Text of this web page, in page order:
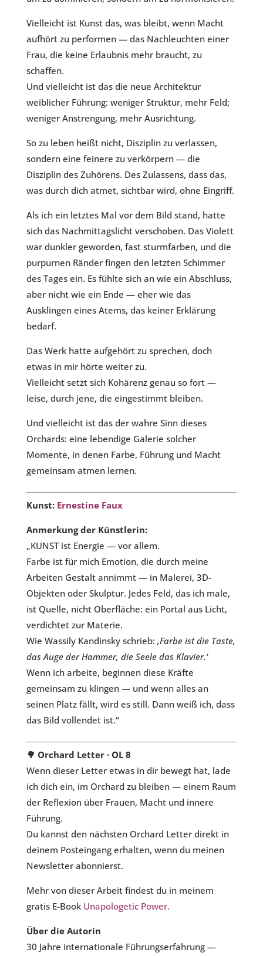
Vielleicht ist Kunst das, was bleibt, wenn Macht
aufhört zu performen — das Nachleuchten einer
Frau, die keine Erlaubnis mehr braucht, zu
schaffen.
Und vielleicht ist das die neue Architektur
weiblicher Führung: weniger Struktur, mehr Feld;
weniger Anstrengung, mehr Ausrichtung.
So zu leben heißt nicht, Disziplin zu verlassen,
sondern eine feinere zu verkörpern — die
Disziplin des Zuhörens. Des Zulassens, dass das,
was durch dich atmet, sichtbar wird, ohne Eingriff.
Als ich ein letztes Mal vor dem Bild stand, hatte
sich das Nachmittagslicht verschoben. Das Violett
war dunkler geworden, fast sturmfarben, und die
purpurnen Ränder fingen den letzten Schimmer
des Tages ein. Es fühlte sich an wie ein Abschluss,
aber nicht wie ein Ende — eher wie das
Ausklingen eines Atems, das keiner Erklärung
bedarf.
Das Werk hatte aufgehört zu sprechen, doch
etwas in mir hörte weiter zu.
Vielleicht setzt sich Kohärenz genau so fort —
leise, durch jene, die eingestimmt bleiben.
Und vielleicht ist das der wahre Sinn dieses
Orchards: eine lebendige Galerie solcher
Momente, in denen Farbe, Führung und Macht
gemeinsam atmen lernen.
Kunst: Ernestine Faux
Anmerkung der Künstlerin:
„KUNST ist Energie — vor allem.
Farbe ist für mich Emotion, die durch meine
Arbeiten Gestalt annimmt — in Malerei, 3D-
Objekten oder Skulptur. Jedes Feld, das ich male,
ist Quelle, nicht Oberfläche: ein Portal aus Licht,
verdichtet zur Materie.
Wie Wassily Kandinsky schrieb: ‚Farbe ist die Taste,
das Auge der Hammer, die Seele das Klavier.‘
Wenn ich arbeite, beginnen diese Kräfte
gemeinsam zu klingen — und wenn alles an
seinen Platz fällt, wird es still. Dann weiß ich, dass
das Bild vollendet ist.“
🌳 Orchard Letter · OL 8
Wenn dieser Letter etwas in dir bewegt hat, lade
ich dich ein, im Orchard zu bleiben — einem Raum
der Reflexion über Frauen, Macht und innere
Führung.
Du kannst den nächsten Orchard Letter direkt in
deinem Posteingang erhalten, wenn du meinen
Newsletter abonnierst.
Mehr von dieser Arbeit findest du in meinem
gratis E-Book Unapologetic Power.
Über die Autorin
30 Jahre internationale Führungserfahrung —